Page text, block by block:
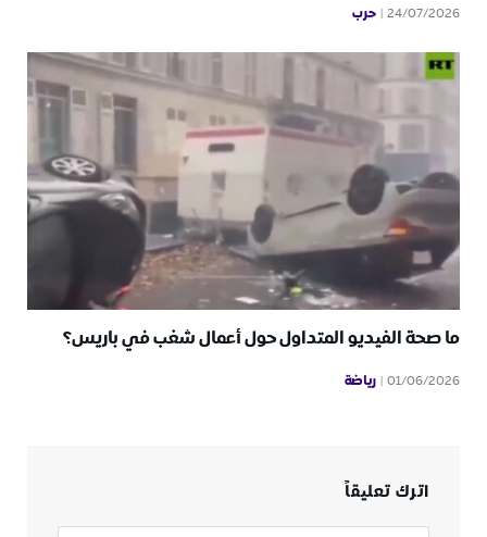
24/07/2026 حرب
ما صحة الفيديو المتداول حول أعمال شغب في باريس؟
01/06/2026 رياضة
اترك تعليقاً